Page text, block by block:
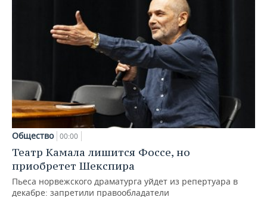
Общество 00:00
Театр Камала лишится Фоссе, но
приобретет Шекспира
Пьеса норвежского драматурга уйдет из репертуара в
декабре: запретили правообладатели